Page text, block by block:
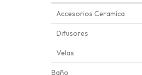
Accesorios Ceramica
Difusores
Velas
Baño